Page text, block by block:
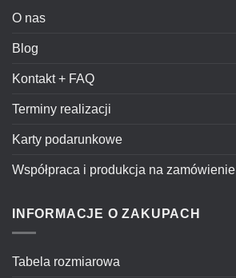
O nas
Blog
Kontakt + FAQ
Terminy realizacji
Karty podarunkowe
Współpraca i produkcja na zamówienie
INFORMACJE O ZAKUPACH
Tabela rozmiarowa